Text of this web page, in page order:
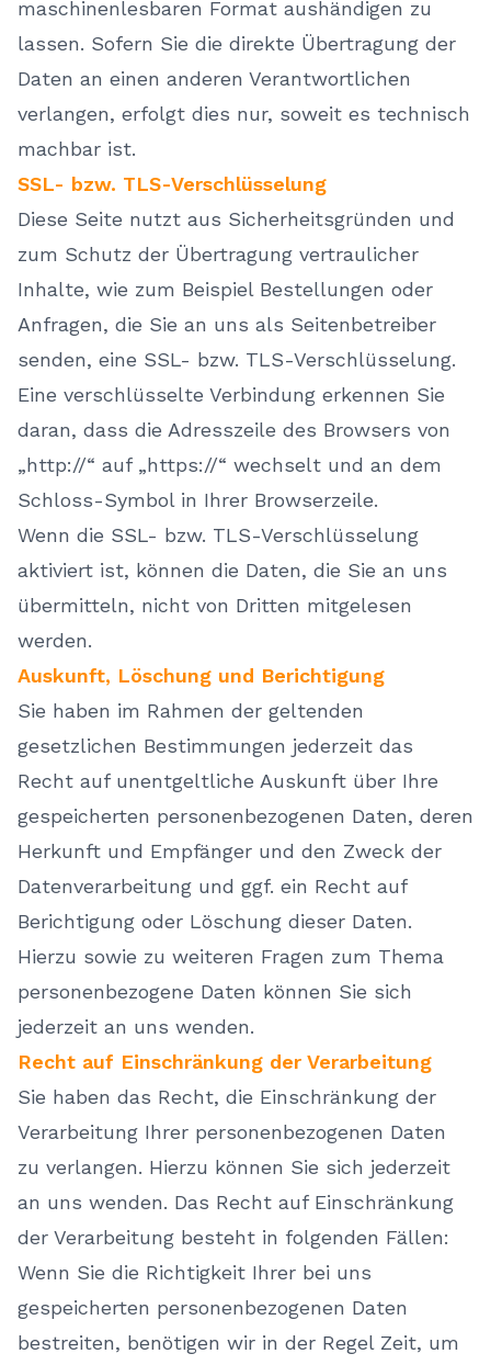
maschinenlesbaren Format aushändigen zu
lassen. Sofern Sie die direkte Übertragung der
Daten an einen anderen Verantwortlichen
verlangen, erfolgt dies nur, soweit es technisch
machbar ist.
SSL- bzw. TLS-Verschlüsselung
Diese Seite nutzt aus Sicherheitsgründen und
zum Schutz der Übertragung vertraulicher
Inhalte, wie zum Beispiel Bestellungen oder
Anfragen, die Sie an uns als Seitenbetreiber
senden, eine SSL- bzw. TLS-Verschlüsselung.
Eine verschlüsselte Verbindung erkennen Sie
daran, dass die Adresszeile des Browsers von
„http://“ auf „https://“ wechselt und an dem
Schloss-Symbol in Ihrer Browserzeile.
Wenn die SSL- bzw. TLS-Verschlüsselung
aktiviert ist, können die Daten, die Sie an uns
übermitteln, nicht von Dritten mitgelesen
werden.
Auskunft, Löschung und Berichtigung
Sie haben im Rahmen der geltenden
gesetzlichen Bestimmungen jederzeit das
Recht auf unentgeltliche Auskunft über Ihre
gespeicherten personenbezogenen Daten, deren
Herkunft und Empfänger und den Zweck der
Datenverarbeitung und ggf. ein Recht auf
Berichtigung oder Löschung dieser Daten.
Hierzu sowie zu weiteren Fragen zum Thema
personenbezogene Daten können Sie sich
jederzeit an uns wenden.
Recht auf Einschränkung der Verarbeitung
Sie haben das Recht, die Einschränkung der
Verarbeitung Ihrer personenbezogenen Daten
zu verlangen. Hierzu können Sie sich jederzeit
an uns wenden. Das Recht auf Einschränkung
der Verarbeitung besteht in folgenden Fällen:
Wenn Sie die Richtigkeit Ihrer bei uns
gespeicherten personenbezogenen Daten
bestreiten, benötigen wir in der Regel Zeit, um